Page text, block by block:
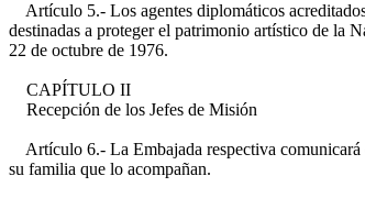
Artículo 5.- Los agentes diplomáticos
destinadas a proteger el patrimonio artístico de la
22 de octubre de 1976.
CAPÍTULO II
Recepción de los Jefes de Misión
Artículo 6.- La Embajada respectiva comunicará
su familia que lo acompañan.